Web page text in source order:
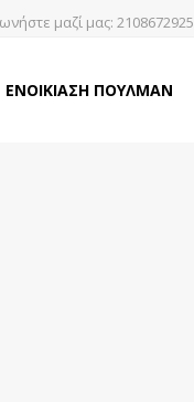
μαζί μας: 2108672925
ΕΝΟΙΚΙΑΣΗ ΠΟΥΛΜΑΝ